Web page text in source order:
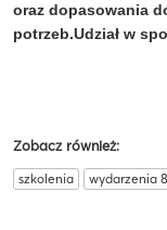
oraz dopasowania
potrzeb.Udział w
Zobacz również:
szkolenia wydarzenia